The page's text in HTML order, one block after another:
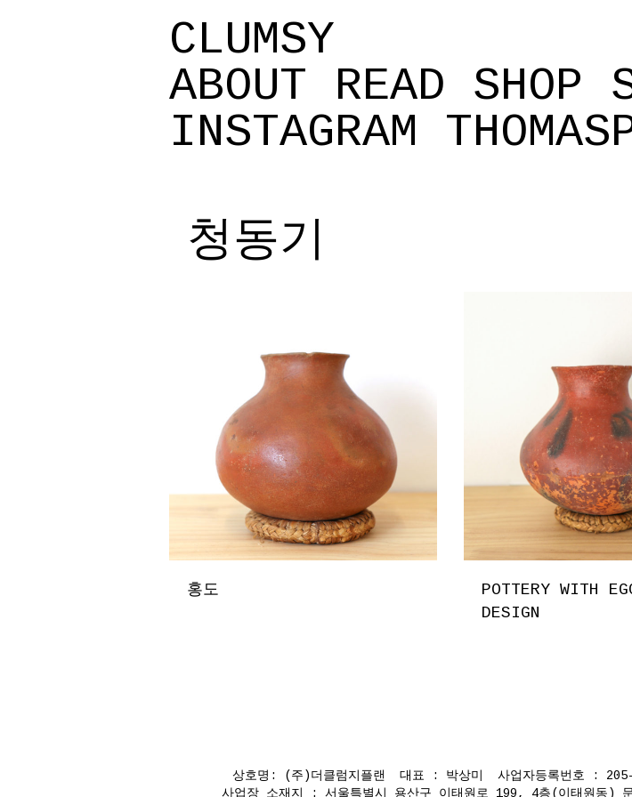
CLUMSY
ABOUT
READ SHOP
INSTAGRAM
청동기
홍도
POTTERY WITH
DESIGN
상호명: (주)더클럼지플랜 대표 : 박상미 사업자등록번호 :
사업장 소재지 : 서울특별시 용산구 이태원로 199, 4층(이태원